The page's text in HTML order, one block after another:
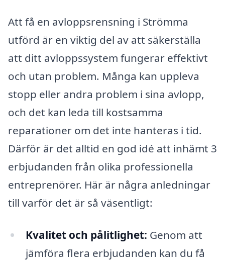
Att få en avloppsrensning i Strömma
utförd är en viktig del av att säkerställa
att ditt avloppssystem fungerar effektivt
och utan problem. Många kan uppleva
stopp eller andra problem i sina avlopp,
och det kan leda till kostsamma
reparationer om det inte hanteras i tid.
Därför är det alltid en god idé att inhämt 3
erbjudanden från olika professionella
entreprenörer. Här är några anledningar
till varför det är så väsentligt:
Kvalitet och pålitlighet: Genom att
jämföra flera erbjudanden kan du få